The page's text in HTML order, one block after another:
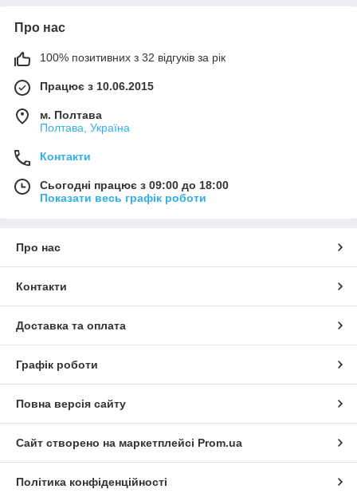
Про нас
100% позитивних з 32 відгуків за рік
Працює з 10.06.2015
м. Полтава
Полтава, Україна
Контакти
Сьогодні працює з 09:00 до 18:00
Показати весь графік роботи
Про нас
Контакти
Доставка та оплата
Графік роботи
Повна версія сайту
Сайт створено на маркетплейсі Prom.ua
Політика конфіденційності